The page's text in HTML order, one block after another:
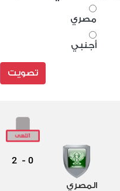
مصري
أجنبي
تصويت
المصري
0
-
2